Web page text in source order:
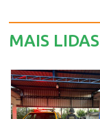
MAIS LIDAS